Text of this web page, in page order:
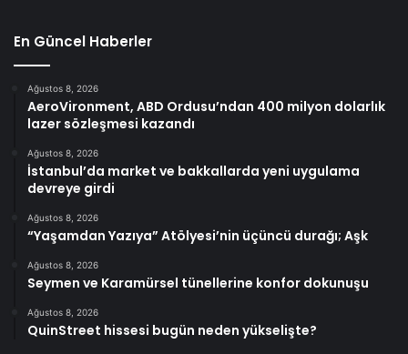
En Güncel Haberler
Ağustos 8, 2026
AeroVironment, ABD Ordusu’ndan 400 milyon dolarlık
lazer sözleşmesi kazandı
Ağustos 8, 2026
İstanbul’da market ve bakkallarda yeni uygulama
devreye girdi
Ağustos 8, 2026
“Yaşamdan Yazıya” Atölyesi’nin üçüncü durağı; Aşk
Ağustos 8, 2026
Seymen ve Karamürsel tünellerine konfor dokunuşu
Ağustos 8, 2026
QuinStreet hissesi bugün neden yükselişte?